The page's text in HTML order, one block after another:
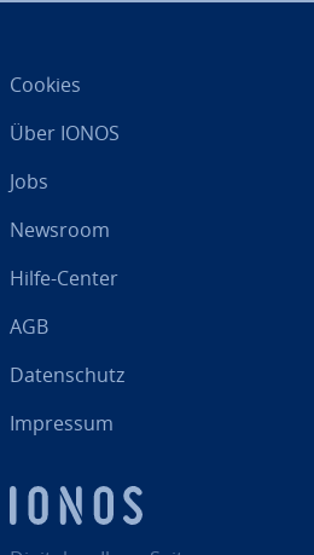
Cookies
Über IONOS
Jobs
Newsroom
Hilfe-Center
AGB
Da­ten­schutz
Impressum